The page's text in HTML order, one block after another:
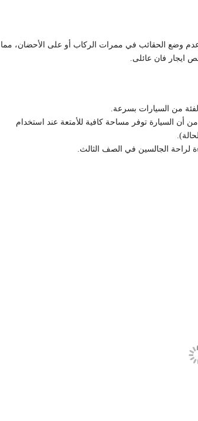
وضع الحقائب في ممرات الركاب أو على الأحضان، مما
ايجار فان عائلى.
من السيارات بسرعة.
تأكد من أن السيارة توفر مساحة كافية للأمتعة عند استخدام
لراحة الجالسين في الصف الثالث.